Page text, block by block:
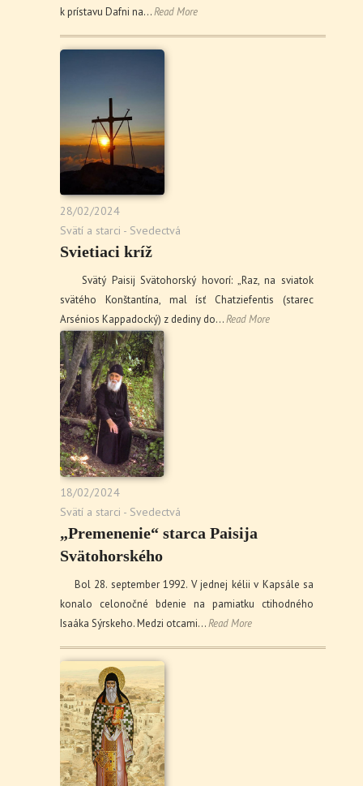
k prístavu Dafni na…Read More
28/02/2024
Svätí a starci - Svedectvá
Svietiaci kríž
Svätý Paisij Svätohorský hovorí: „Raz, na sviatok
svätého Konštantína, mal ísť Chatziefentis (starec
Arsénios Kappadocký) z dediny do…Read More
18/02/2024
Svätí a starci - Svedectvá
„Premenenie“ starca Paisija
Svätohorského
Bol 28. september 1992. V jednej kélii v Kapsále sa
konalo celonočné bdenie na pamiatku ctihodného
Isaáka Sýrskeho. Medzi otcami…Read More